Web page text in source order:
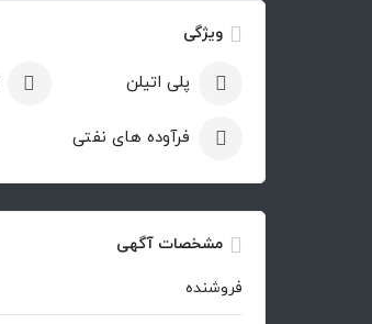
ویژگی
پلی اتیلن
فرآوده های نفتی
مشخصات آگهی
فروشنده